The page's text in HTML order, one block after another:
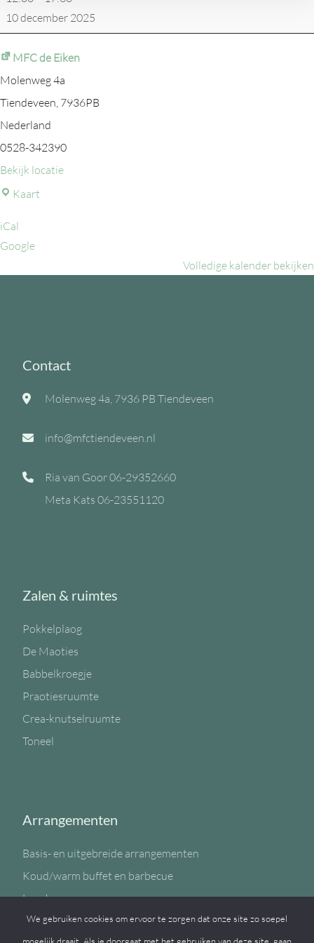
10 december 2025
MFC de Eiken
Molenweg 4a
Tiendeveen, 7936PB
Nederland
0528-342390
Bekijk locatie
Kaart
iCal
Google
Volledige kalender bekijken
Contact
Molenweg 4a, 7936 PB Tiendeveen
info@mfctiendeveen.nl
Ria van Goor06-29352660
Meta Kats 06-23551120
Zalen & ruimtes
Pokkelplaog
De Maoties
Babbelkroegje
Praotiesruumte
Crea-knutselruumte
Toneel
Arrangementen
Basis- en uitgebreide arrangementen
Koud/warm buffet en barbecue
Lunch
Sportzaal
We gebruiken cookies om ervoor te zorgen dat onze site zo soepel